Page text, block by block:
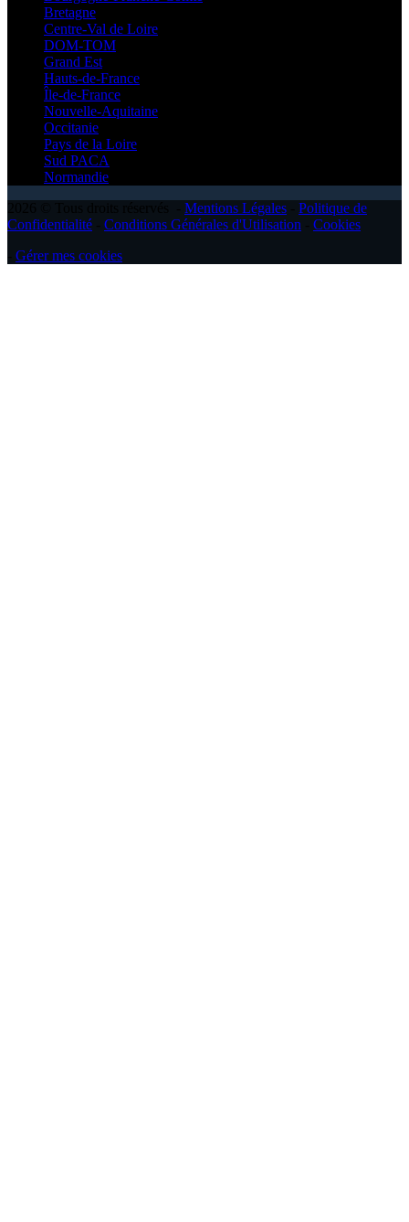
Bretagne
Centre-Val de Loire
DOM-TOM
Grand Est
Hauts-de-France
Île-de-France
Nouvelle-Aquitaine
Occitanie
Pays de la Loire
Sud PACA
Normandie
Mentions Légales
Politique de
Confidentialité
Conditions Générales d'Utilisation
Cookies
Gérer mes cookies